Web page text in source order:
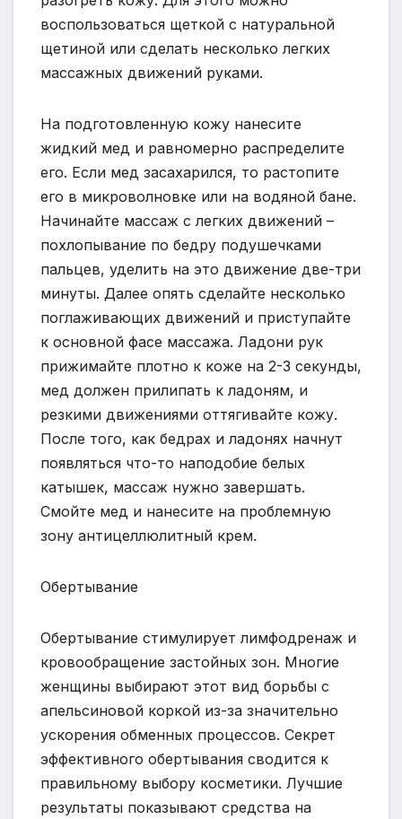
воспользоваться щеткой с натуральной
щетиной или сделать несколько легких
массажных движений руками.
На подготовленную кожу нанесите
жидкий мед и равномерно распределите
его. Если мед засахарился, то растопите
его в микроволновке или на водяной бане.
Начинайте массаж с легких движений –
похлопывание по бедру подушечками
пальцев, уделить на это движение две-три
минуты. Далее опять сделайте несколько
поглаживающих движений и приступайте
к основной фасе массажа. Ладони рук
прижимайте плотно к коже на 2-3 секунды,
мед должен прилипать к ладоням, и
резкими движениями оттягивайте кожу.
После того, как бедрах и ладонях начнут
появляться что-то наподобие белых
катышек, массаж нужно завершать.
Смойте мед и нанесите на проблемную
зону антицеллюлитный крем.
Обертывание
Обертывание стимулирует лимфодренаж и
кровообращение застойных зон. Многие
женщины выбирают этот вид борьбы с
апельсиновой коркой из-за значительно
ускорения обменных процессов. Секрет
эффективного обертывания сводится к
правильному выбору косметики. Лучшие
результаты показывают средства на